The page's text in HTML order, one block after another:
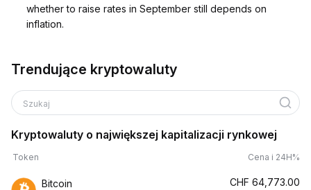
whether to raise rates in September still depends on
inflation.
Trendujące kryptowaluty
Szukaj
Kryptowaluty o największej kapitalizacji rynkowej
Token Cena i 24H%
Bitcoin CHF 64,773.00